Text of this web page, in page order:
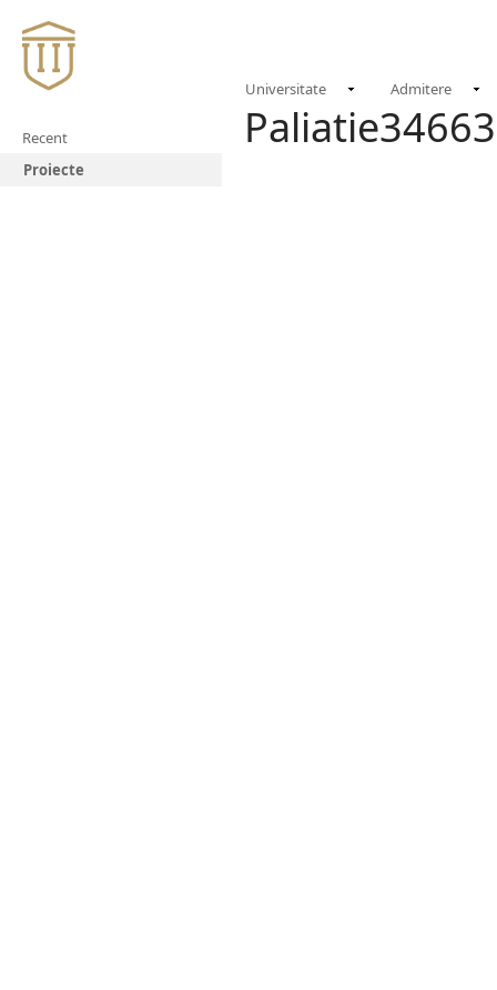
Universitate Admitere
Recent
Proiecte